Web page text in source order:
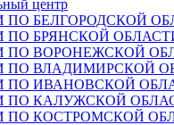
центр
ПО БЕЛГОРОДСКОЙ
ПО БРЯНСКОЙ
ПО ВОРОНЕЖСКОЙ
ПО ВЛАДИМИРСКОЙ
ПО ИВАНОВСКОЙ
ПО КАЛУЖСКОЙ
ПО КОСТРОМСКОЙ